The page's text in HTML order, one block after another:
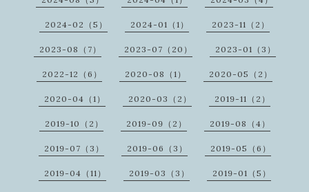
2024-02（5） 2024-01（1） 2023-11（2）
2023-08（7） 2023-07（20） 2023-01（3）
2022-12（6） 2020-08（1） 2020-05（2）
2020-04（1） 2020-03（2） 2019-11（2）
2019-10（2） 2019-09（2） 2019-08（4）
2019-07（3） 2019-06（3） 2019-05（6）
2019-04（11） 2019-03（3） 2019-01（5）